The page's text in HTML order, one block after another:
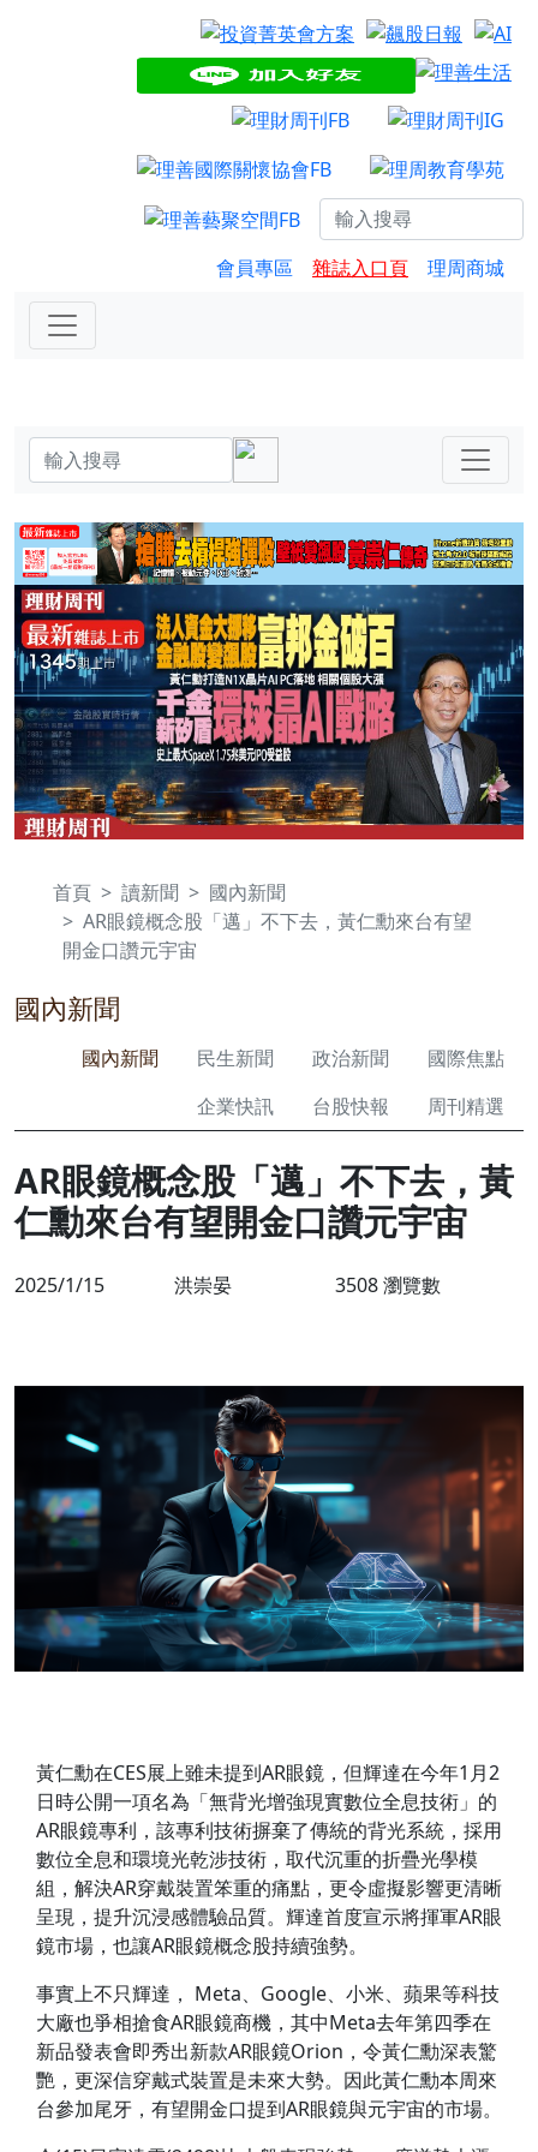
會員專區 雜誌入口頁 理周商城
首頁 讀新聞
國內新聞
AR眼鏡概念股「邁」不下去，黃仁勳來台有望
開金口讚元宇宙
國內新聞
國內新聞 民生新聞 政治新聞
國際焦點
企業快訊
台股快報 周刊精選
AR眼鏡概念股「邁」不下去，黃
仁勳來台有望開金口讚元宇宙
2025/1/15 洪崇晏 3508 瀏覽數
黃仁勳在CES展上雖未提到AR眼鏡，但輝達在今年1月2
日時公開一項名為「無背光增強現實數位全息技術」的
AR眼鏡專利，該專利技術摒棄了傳統的背光系統，採用
數位全息和環境光乾涉技術，取代沉重的折疊光學模
組，解決AR穿戴裝置笨重的痛點，更令虛擬影響更清晰
呈現，提升沉浸感體驗品質。輝達首度宣示將揮軍AR眼
鏡市場，也讓AR眼鏡概念股持續強勢。
事實上不只輝達， Meta、Google、小米、蘋果等科技
大廠也爭相搶食AR眼鏡商機，其中Meta去年第四季在
新品發表會即秀出新款AR眼鏡Orion，令黃仁勳深表驚
艷，更深信穿戴式裝置是未來大勢。因此黃仁勳本周來
台參加尾牙，有望開金口提到AR眼鏡與元宇宙的市場。